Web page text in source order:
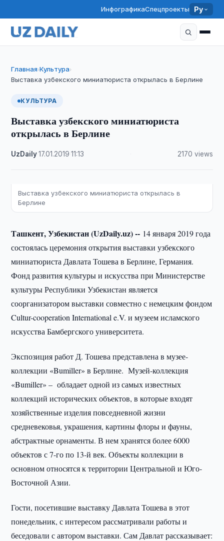
ИнфографикаСпецпроекты Ру
Главная›Культура›
Выставка узбекского миниатюриста открылась в Берлине
КУЛЬТУРА
Выставка узбекского миниатюриста
открылась в Берлине
UzDaily·17.01.2019 ·11:13 2170 views
Выставка узбекского миниатюриста открылась в
Берлине
Ташкент, Узбекистан (UzDaily.uz) -- 14 января 2019 года
состоялась церемония открытия выставки узбекского
миниатюриста Давлата Тошева в Берлине, Германия.
Фонд развития культуры и искусства при Министерстве
культуры Республики Узбекистан является
соорганизатором выставки совместно с немецким фондом
Cultur-cooperation International e.V. и музеем исламского
искусства Бамбергского университета.
Экспозиция работ Д. Тошева представлена в музее-
коллекции «Bumiller» в Берлине. Музей-коллекция
«Bumiller» – обладает одной из самых известных
коллекций исторических объектов, в которые входят
хозяйственные изделия повседневной жизни
средневековья, украшения, картины флоры и фауны,
абстрактные орнаменты. В нем хранятся более 6000
объектов с 7-го по 13-й век. Объекты коллекции в
основном относятся к территории Центральной и Юго-
Восточной Азии.
Гости, посетившие выставку Давлата Тошева в этот
понедельник, с интересом рассматривали работы и
беседовали с автором выставки. Сам Давлат рассказывает: